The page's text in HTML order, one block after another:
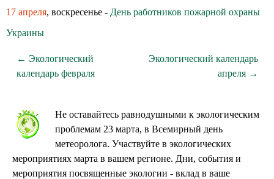
17 апреля, воскресенье - День работников пожарной охраны
Украины
← Экологический
календарь февраля
Экологический календарь
апреля →
Не оставайтесь равнодушными к экологическим
проблемам 23 марта, в Всемирный день
метеоролога. Участвуйте в экологических
мероприятиях марта в вашем регионе. Дни, события и
мероприятия посвященные экологии - вклад в ваше